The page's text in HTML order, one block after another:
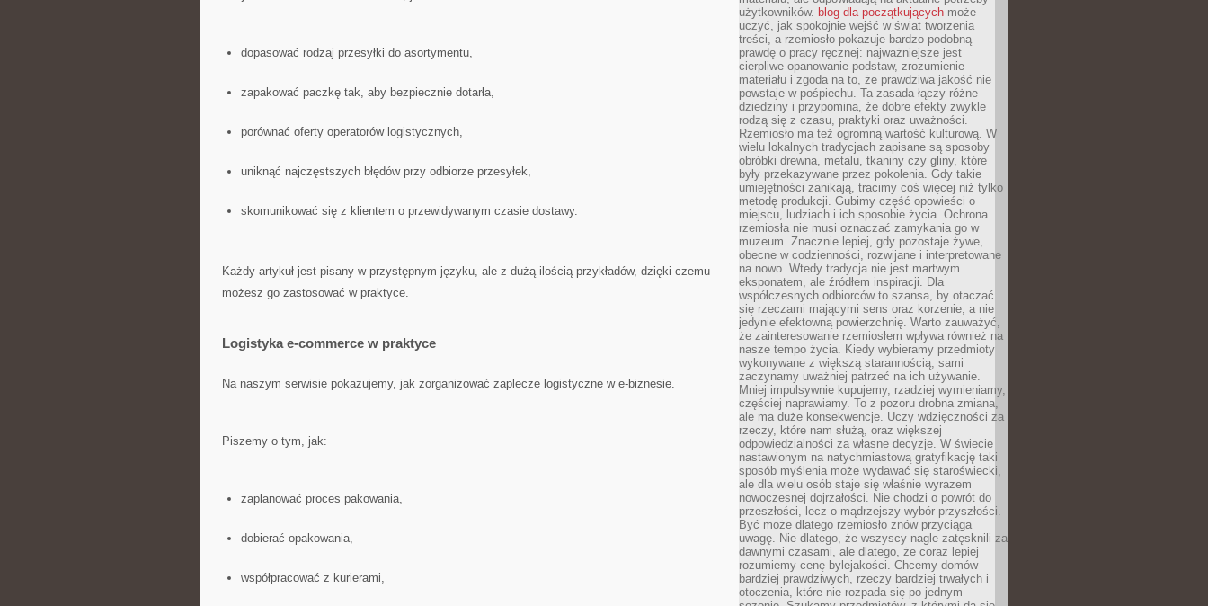
dopasować rodzaj przesyłki do asortymentu,
zapakować paczkę tak, aby bezpiecznie dotarła,
porównać oferty operatorów logistycznych,
uniknąć najczęstszych błędów przy odbiorze przesyłek,
skomunikować się z klientem o przewidywanym czasie dostawy.
Każdy artykuł jest pisany w przystępnym języku, ale z dużą ilością przykładów, dzięki czemu
możesz go zastosować w praktyce.
Logistyka e-commerce w praktyce
Na naszym serwisie pokazujemy, jak zorganizować zaplecze logistyczne w e-biznesie.
Piszemy o tym, jak:
zaplanować proces pakowania,
dobierać opakowania,
współpracować z kurierami,
użytkowników. blog dla początkujących może
uczyć, jak spokojnie wejść w świat tworzenia
treści, a rzemiosło pokazuje bardzo podobną
prawdę o pracy ręcznej: najważniejsze jest
cierpliwe opanowanie podstaw, zrozumienie
materiału i zgoda na to, że prawdziwa jakość nie
powstaje w pośpiechu. Ta zasada łączy różne
dziedziny i przypomina, że dobre efekty zwykle
rodzą się z czasu, praktyki oraz uważności.
Rzemiosło ma też ogromną wartość kulturową. W
wielu lokalnych tradycjach zapisane są sposoby
obróbki drewna, metalu, tkaniny czy gliny, które
były przekazywane przez pokolenia. Gdy takie
umiejętności zanikają, tracimy coś więcej niż tylko
metodę produkcji. Gubimy część opowieści o
miejscu, ludziach i ich sposobie życia. Ochrona
rzemiosła nie musi oznaczać zamykania go w
muzeum. Znacznie lepiej, gdy pozostaje żywe,
obecne w codzienności, rozwijane i interpretowane
na nowo. Wtedy tradycja nie jest martwym
eksponatem, ale źródłem inspiracji. Dla
współczesnych odbiorców to szansa, by otaczać
się rzeczami mającymi sens oraz korzenie, a nie
jedynie efektowną powierzchnię. Warto zauważyć,
że zainteresowanie rzemiosłem wpływa również na
nasze tempo życia. Kiedy wybieramy przedmioty
wykonywane z większą starannością, sami
zaczynamy uważniej patrzeć na ich używanie.
Mniej impulsywnie kupujemy, rzadziej wymieniamy,
częściej naprawiamy. To z pozoru drobna zmiana,
ale ma duże konsekwencje. Uczy wdzięczności za
rzeczy, które nam służą, oraz większej
odpowiedzialności za własne decyzje. W świecie
nastawionym na natychmiastową gratyfikację taki
sposób myślenia może wydawać się staroświecki,
ale dla wielu osób staje się właśnie wyrazem
nowoczesnej dojrzałości. Nie chodzi o powrót do
przeszłości, lecz o mądrzejszy wybór przyszłości.
Być może dlatego rzemiosło znów przyciąga
uwagę. Nie dlatego, że wszyscy nagle zatęsknili za
dawnymi czasami, ale dlatego, że coraz lepiej
rozumiemy cenę bylejakości. Chcemy domów
bardziej prawdziwych, rzeczy bardziej trwałych i
otoczenia, które nie rozpada się po jednym